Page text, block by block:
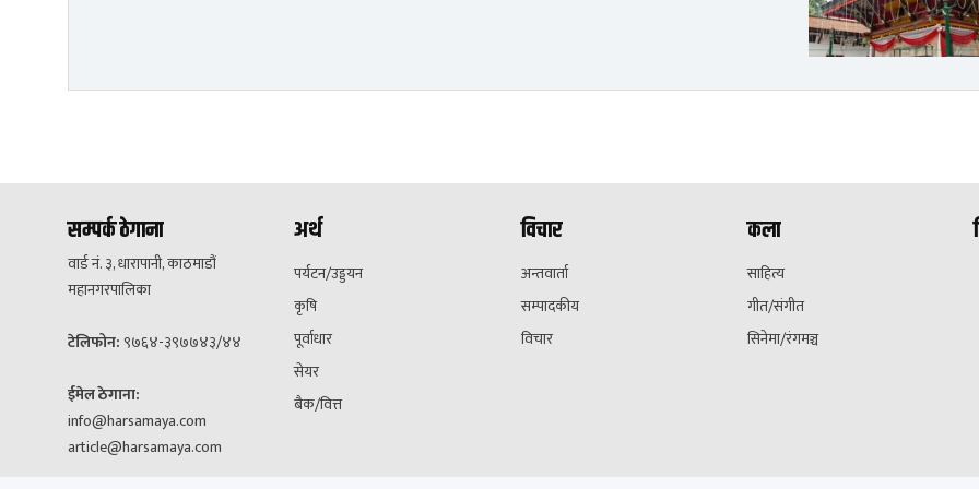
सम्पर्क ठेगाना
वार्ड नं. ३, धारापानी, काठमाडौं
महानगरपालिका
टेलिफोन: ९७६४-३९७७४३/४४
ईमेल ठेगाना:
info@harsamaya.com
article@harsamaya.com
अर्थ
पर्यटन/उड्डयन
कृषि
पूर्वाधार
सेयर
बैक/वित्त
विचार
अन्तवार्ता
सम्पादकीय
विचार
कला
साहित्य
गीत/संगीत
सिनेमा/रंगमञ्च